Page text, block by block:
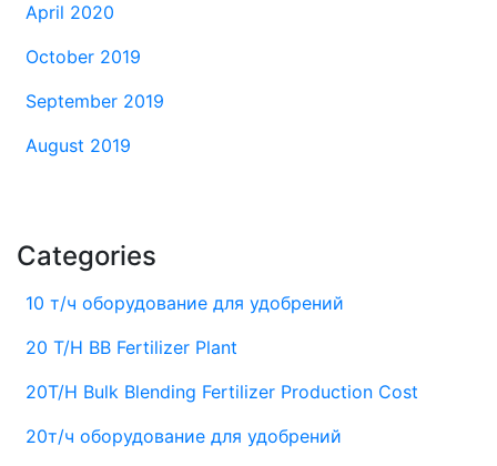
April 2020
October 2019
September 2019
August 2019
Categories
10 т/ч оборудование для удобрений
20 T/H BB Fertilizer Plant
20T/H Bulk Blending Fertilizer Production Cost
20т/ч оборудование для удобрений